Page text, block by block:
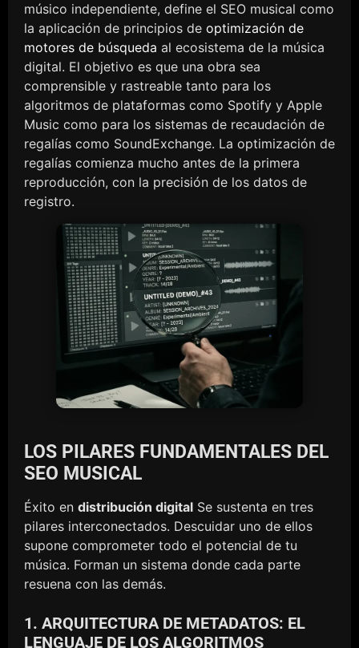
músico independiente, define el SEO musical como
la aplicación de principios de optimización de
motores de búsqueda al ecosistema de la música
digital. El objetivo es que una obra sea
comprensible y rastreable tanto para los
algoritmos de plataformas como Spotify y Apple
Music como para los sistemas de recaudación de
regalías como SoundExchange. La optimización de
regalías comienza mucho antes de la primera
reproducción, con la precisión de los datos de
registro.
LOS PILARES FUNDAMENTALES DEL
SEO MUSICAL
Éxito en distribución digital Se sustenta en tres
pilares interconectados. Descuidar uno de ellos
supone comprometer todo el potencial de tu
música. Forman un sistema donde cada parte
resuena con las demás.
1. ARQUITECTURA DE METADATOS: EL
LENGUAJE DE LOS ALGORITMOS